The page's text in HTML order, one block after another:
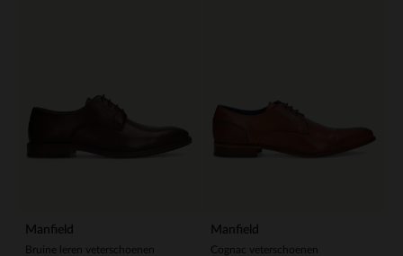
Manfield
Bruine leren veterschoenen
Manfield
Cognac veterschoenen